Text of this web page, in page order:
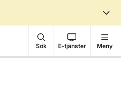
Sök E-tjänster Meny